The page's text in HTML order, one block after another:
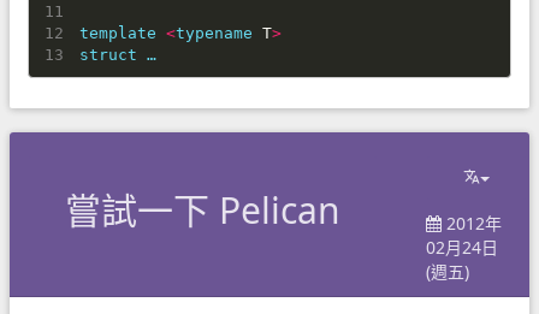
template <typename T>
struct …
嘗試一下 Pelican
2012年
02月24日
(週五)